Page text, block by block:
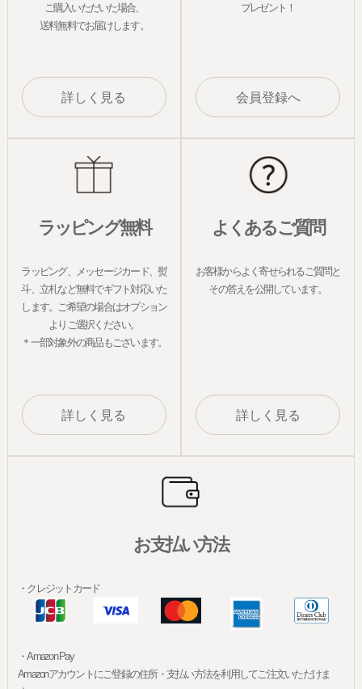
ご購入いただいた場合、
送料無料でお届けします。
詳しく見る
プレゼント！
会員登録へ
ラッピング無料
ラッピング、メッセージカード、熨
斗、立札など無料でギフト対応いた
します。ご希望の場合はオプション
よりご選択ください。
＊一部対象外の商品もございます。
詳しく見る
よくあるご質問
お客様からよく寄せられるご質問と
その答えを公開しています。
詳しく見る
お支払い方法
・クレジットカード
・Amazon Pay
Amazonアカウントにご登録の住所・支払い方法を利用してご注文いただけま